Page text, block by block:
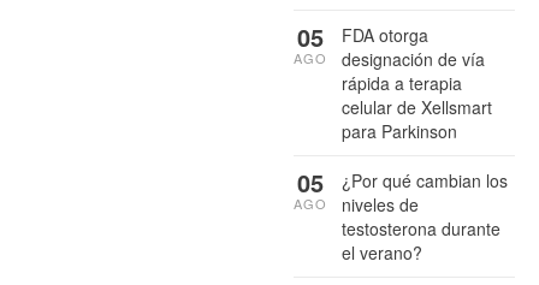
FDA otorga
designación de vía
rápida a terapia
celular de Xellsmart
para Parkinson
05
AGO
¿Por qué cambian los
niveles de
testosterona durante
el verano?
05
AGO